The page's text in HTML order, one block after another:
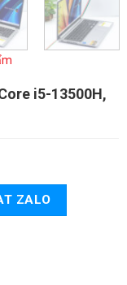
i5-13500H,
ZALO